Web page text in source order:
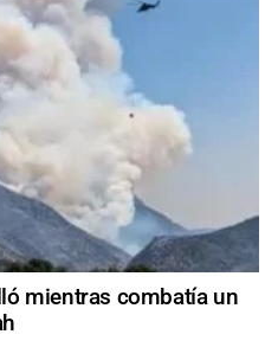
mientras combatía un